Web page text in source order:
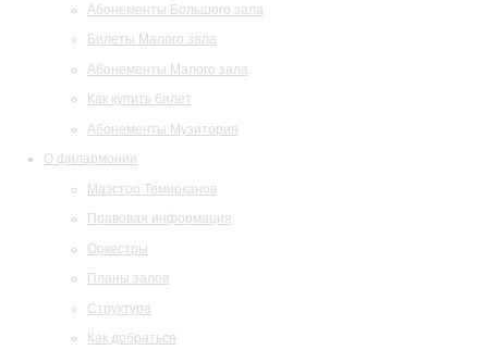
Абонементы Большого зала
Билеты Малого зала
Абонементы Малого зала
Как купить билет
Абонементы Музитория
О филармонии
Маэстро Темирканов
Правовая информация
Оркестры
Планы залов
Структура
Как добраться